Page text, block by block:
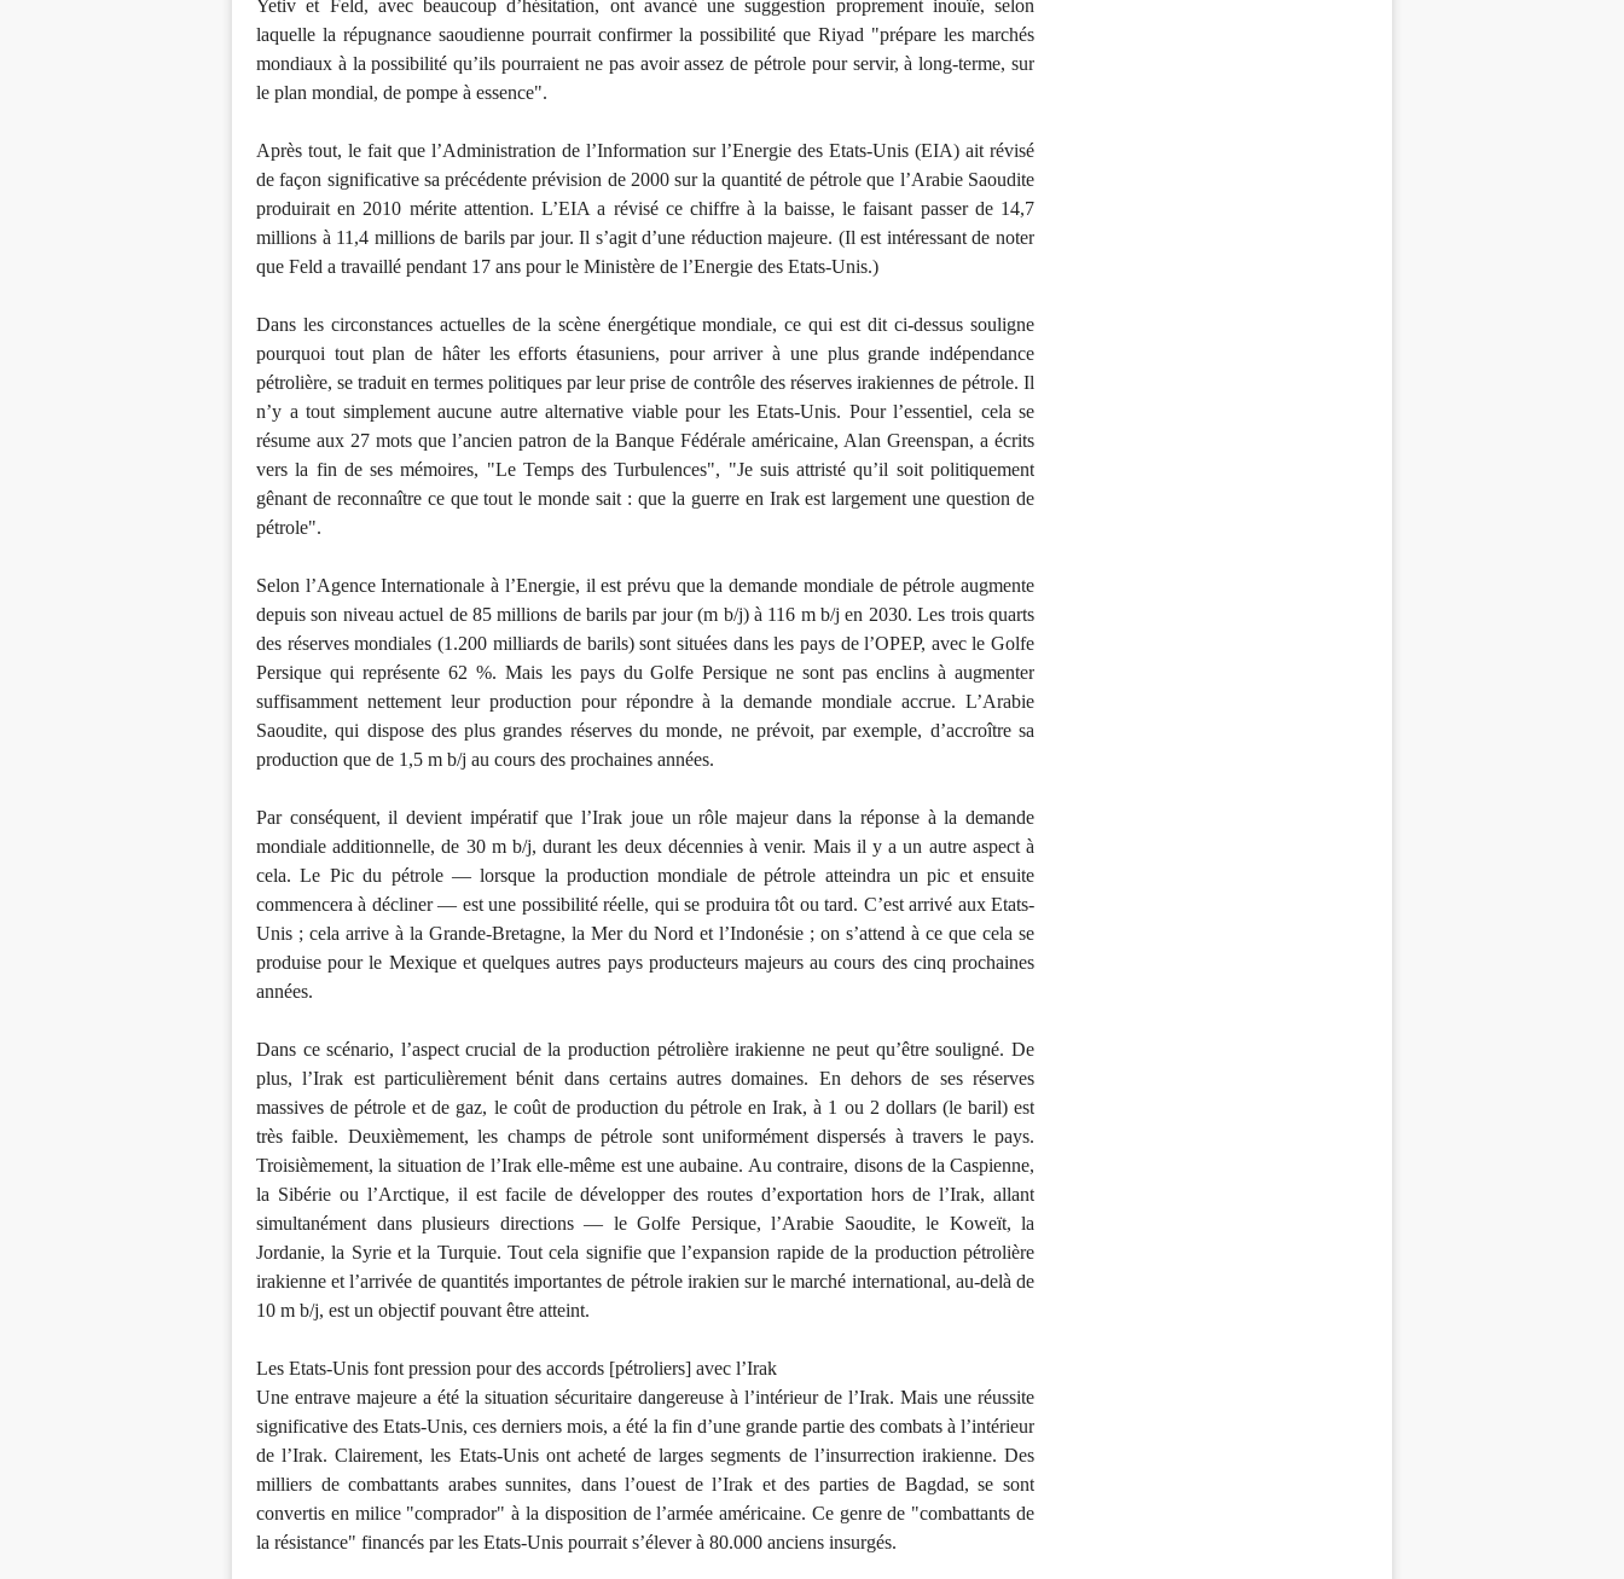
Yetiv et Feld, avec beaucoup d’hésitation, ont avancé une suggestion proprement inouïe, selon
laquelle la répugnance saoudienne pourrait confirmer la possibilité que Riyad "prépare les marchés
mondiaux à la possibilité qu’ils pourraient ne pas avoir assez de pétrole pour servir, à long-terme, sur
le plan mondial, de pompe à essence".
Après tout, le fait que l’Administration de l’Information sur l’Energie des Etats-Unis (EIA) ait révisé
de façon significative sa précédente prévision de 2000 sur la quantité de pétrole que l’Arabie Saoudite
produirait en 2010 mérite attention. L’EIA a révisé ce chiffre à la baisse, le faisant passer de 14,7
millions à 11,4 millions de barils par jour. Il s’agit d’une réduction majeure. (Il est intéressant de noter
que Feld a travaillé pendant 17 ans pour le Ministère de l’Energie des Etats-Unis.)
Dans les circonstances actuelles de la scène énergétique mondiale, ce qui est dit ci-dessus souligne
pourquoi tout plan de hâter les efforts étasuniens, pour arriver à une plus grande indépendance
pétrolière, se traduit en termes politiques par leur prise de contrôle des réserves irakiennes de pétrole. Il
n’y a tout simplement aucune autre alternative viable pour les Etats-Unis. Pour l’essentiel, cela se
résume aux 27 mots que l’ancien patron de la Banque Fédérale américaine, Alan Greenspan, a écrits
vers la fin de ses mémoires, "Le Temps des Turbulences", "Je suis attristé qu’il soit politiquement
gênant de reconnaître ce que tout le monde sait : que la guerre en Irak est largement une question de
pétrole".
Selon l’Agence Internationale à l’Energie, il est prévu que la demande mondiale de pétrole augmente
depuis son niveau actuel de 85 millions de barils par jour (m b/j) à 116 m b/j en 2030. Les trois quarts
des réserves mondiales (1.200 milliards de barils) sont situées dans les pays de l’OPEP, avec le Golfe
Persique qui représente 62 %. Mais les pays du Golfe Persique ne sont pas enclins à augmenter
suffisamment nettement leur production pour répondre à la demande mondiale accrue. L’Arabie
Saoudite, qui dispose des plus grandes réserves du monde, ne prévoit, par exemple, d’accroître sa
production que de 1,5 m b/j au cours des prochaines années.
Par conséquent, il devient impératif que l’Irak joue un rôle majeur dans la réponse à la demande
mondiale additionnelle, de 30 m b/j, durant les deux décennies à venir. Mais il y a un autre aspect à
cela. Le Pic du pétrole — lorsque la production mondiale de pétrole atteindra un pic et ensuite
commencera à décliner — est une possibilité réelle, qui se produira tôt ou tard. C’est arrivé aux Etats-
Unis ; cela arrive à la Grande-Bretagne, la Mer du Nord et l’Indonésie ; on s’attend à ce que cela se
produise pour le Mexique et quelques autres pays producteurs majeurs au cours des cinq prochaines
années.
Dans ce scénario, l’aspect crucial de la production pétrolière irakienne ne peut qu’être souligné. De
plus, l’Irak est particulièrement bénit dans certains autres domaines. En dehors de ses réserves
massives de pétrole et de gaz, le coût de production du pétrole en Irak, à 1 ou 2 dollars (le baril) est
très faible. Deuxièmement, les champs de pétrole sont uniformément dispersés à travers le pays.
Troisièmement, la situation de l’Irak elle-même est une aubaine. Au contraire, disons de la Caspienne,
la Sibérie ou l’Arctique, il est facile de développer des routes d’exportation hors de l’Irak, allant
simultanément dans plusieurs directions — le Golfe Persique, l’Arabie Saoudite, le Koweït, la
Jordanie, la Syrie et la Turquie. Tout cela signifie que l’expansion rapide de la production pétrolière
irakienne et l’arrivée de quantités importantes de pétrole irakien sur le marché international, au-delà de
10 m b/j, est un objectif pouvant être atteint.
Les Etats-Unis font pression pour des accords [pétroliers] avec l’Irak
Une entrave majeure a été la situation sécuritaire dangereuse à l’intérieur de l’Irak. Mais une réussite
significative des Etats-Unis, ces derniers mois, a été la fin d’une grande partie des combats à l’intérieur
de l’Irak. Clairement, les Etats-Unis ont acheté de larges segments de l’insurrection irakienne. Des
milliers de combattants arabes sunnites, dans l’ouest de l’Irak et des parties de Bagdad, se sont
convertis en milice "comprador" à la disposition de l’armée américaine. Ce genre de "combattants de
la résistance" financés par les Etats-Unis pourrait s’élever à 80.000 anciens insurgés.